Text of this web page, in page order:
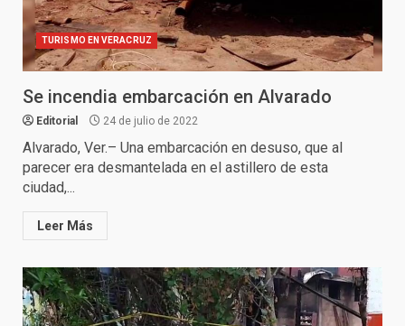
TURISMO EN VERACRUZ
Se incendia embarcación en Alvarado
Editorial 24 de julio de 2022
Alvarado, Ver.– Una embarcación en desuso, que al
parecer era desmantelada en el astillero de esta
ciudad,...
Leer Más